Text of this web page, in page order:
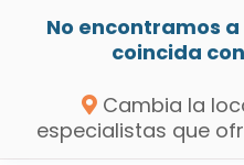
No encontramos
coincida
Cambia la
especialistas que